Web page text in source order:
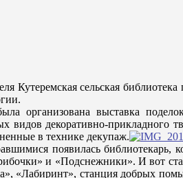
Кутеремская сельская
организована выставка
видов декоративно-прикладного
в технике декупаж.
появилась библиотекарь,
и «Подснежники». И вот
«Лабиринт», станция добрых